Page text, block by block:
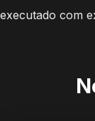
executado com